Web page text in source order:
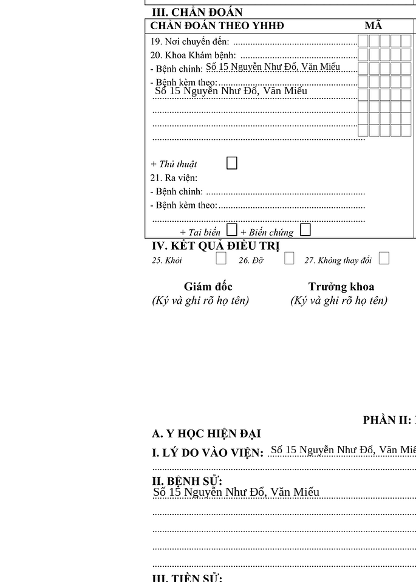
Số 15 Nguyễn Như Đổ, Văn Miếu
Số 15 Nguyễn Như Đổ, Văn Miếu
Số 15 Nguyễn Như Đổ, Văn
Số 15 Nguyễn Như Đổ, Văn Miếu​​​​